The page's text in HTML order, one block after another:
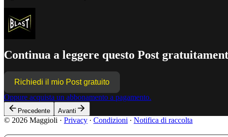
Continua a leggere questo Post
Richiedi il mio Post gratuito
Oppure acquista un abbonamento a pagamento.
Precedente Avanti
© 2026 Maggioli · Privacy ∙ Condizioni ∙ Notifica di raccolta